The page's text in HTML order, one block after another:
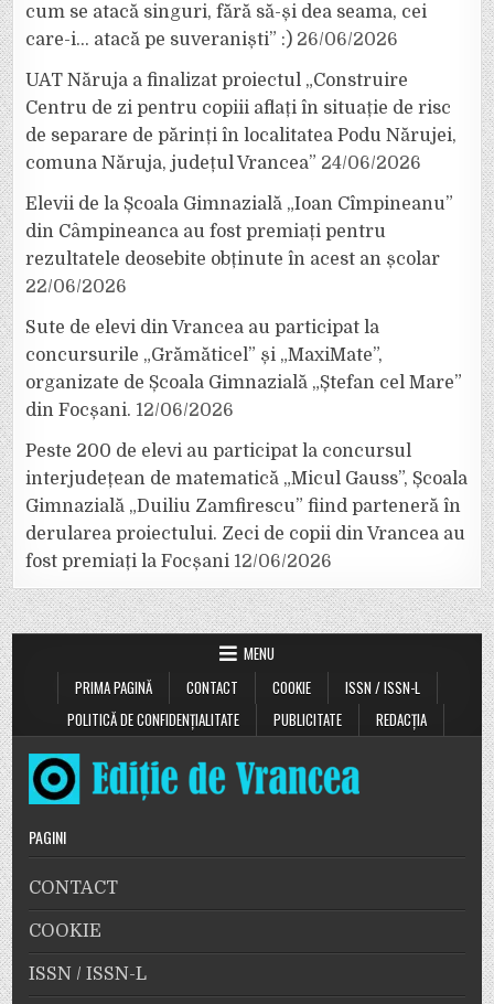
cum se atacă singuri, fără să-și dea seama, cei
care-i… atacă pe suveraniști” :) 26/06/2026
UAT Năruja a finalizat proiectul „Construire
Centru de zi pentru copiii aflați în situație de risc
de separare de părinți în localitatea Podu Nărujei,
comuna Năruja, județul Vrancea” 24/06/2026
Elevii de la Școala Gimnazială „Ioan Cîmpineanu”
din Câmpineanca au fost premiați pentru
rezultatele deosebite obținute în acest an școlar
22/06/2026
Sute de elevi din Vrancea au participat la
concursurile „Grămăticel” și „MaxiMate”,
organizate de Școala Gimnazială „Ștefan cel Mare”
din Focșani. 12/06/2026
Peste 200 de elevi au participat la concursul
interjudețean de matematică „Micul Gauss”, Școala
Gimnazială „Duiliu Zamfirescu” fiind parteneră în
derularea proiectului. Zeci de copii din Vrancea au
fost premiați la Focșani 12/06/2026
MENU
PRIMA PAGINĂ
CONTACT COOKIE
ISSN / ISSN-L
POLITICĂ DE CONFIDENȚIALITATE
PUBLICITATE REDACȚIA
PAGINI
CONTACT
COOKIE
ISSN / ISSN-L